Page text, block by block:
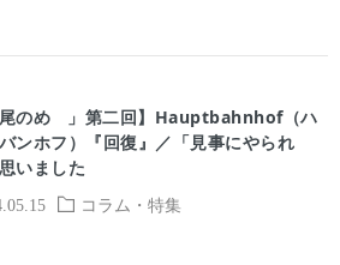
コラム・特集
尾のめ゙」第二回】Hauptbahnhof（ハ
ンホフ）『回復』／「見事にやられ
いました